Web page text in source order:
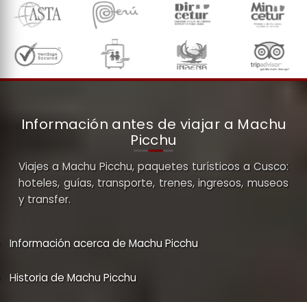
Información antes de viajar a Machu
Picchu
Viajes a Machu Picchu, paquetes turísticos a Cusco:
hoteles, guías, transporte, trenes, ingresos, museos
y transfer.
Información acerca de Machu Picchu
Historia de Machu Picchu